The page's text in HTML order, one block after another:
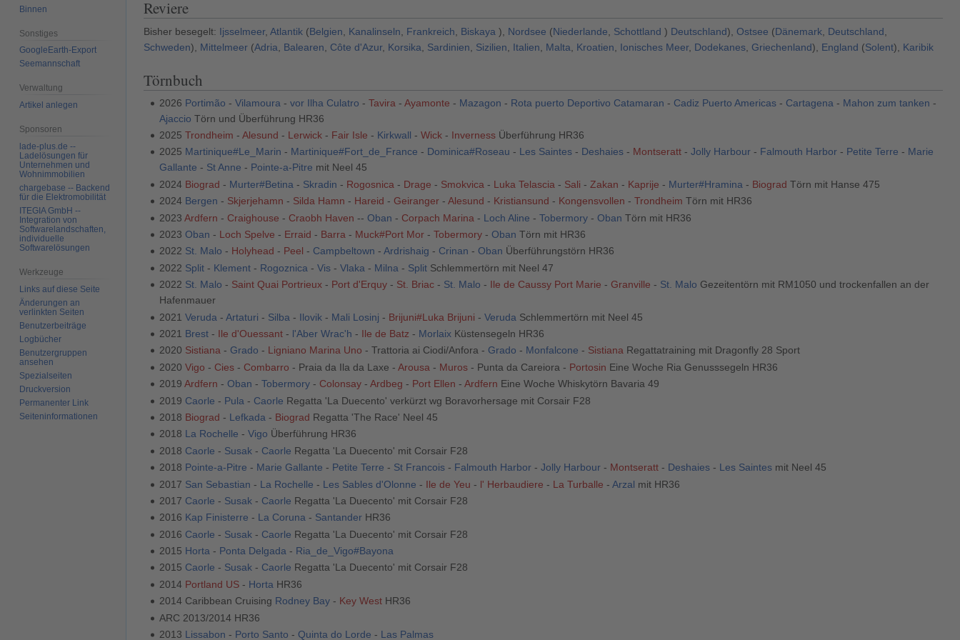
Reviere
Bisher besegelt: Ijsselmeer, Atlantik (Belgien, Kanalinseln, Frankreich, Biskaya ), Nordsee (Niederlande, Schottland ) Deutschland), Ostsee (Dänemark, Deutschland,
Schweden), Mittelmeer (Adria, Balearen, Côte d'Azur, Korsika, Sardinien, Sizilien, Italien, Malta, Kroatien, Ionisches Meer, Dodekanes, Griechenland), England (Solent), Karibik
Törnbuch
2026 Portimão -Vilamoura -vor Ilha Culatro -Tavira -Ayamonte - Mazagon - Rota puerto Deportivo Catamaran - Cadiz Puerto Americas - Cartagena - Mahon zum tanken -
Ajaccio Törn und Überführung HR36
2025Trondheim -Alesund - Lerwick - Fair Isle - Kirkwall -Wick - Inverness Überführung HR36
2025 Martinique#Le_Marin - Martinique#Fort_de_France - Dominica#Roseau - Les Saintes - Deshaies - Montseratt -Jolly Harbour - Falmouth Harbor - Petite Terre - Marie
Gallante - St Anne - Pointe-a-Pitre mit Neel 45
2024 Biograd - Murter#Betina - Skradin - Rogosnica - Drage - Smokvica - Luka Telascia - Sali - Zakan - Kaprije - Murter#Hramina - Biograd Törn mit Hanse 475
2024 Bergen - Skjerjehamn - Silda Hamn - Hareid - Geiranger -Alesund - Kristiansund - Kongensvollen -Trondheim Törn mit HR36
2023Ardfern - Craighouse - Craobh Haven --Oban - Corpach Marina - Loch Aline -Tobermory -Oban Törn mit HR36
2023Oban - Loch Spelve - Erraid - Barra - Muck#Port Mor -Tobermory -Oban Törn mit HR36
2022 St. Malo - Holyhead - Peel - Campbeltown -Ardrishaig - Crinan -Oban Überführungstörn HR36
2022 Split - Klement - Rogoznica -Vis -Vlaka - Milna - Split Schlemmertörn mit Neel 47
2022 St. Malo - Saint Quai Portrieux - Port d'Erquy - St. Briac - St. Malo - Ile de Caussy Port Marie - Granville - St. Malo Gezeitentörn mit RM1050 und trockenfallen an der
Hafenmauer
2021Veruda -Artaturi - Silba - Ilovik - Mali Losinj - Brijuni#Luka Brijuni -Veruda Schlemmertörn mit Neel 45
2021 Brest - Ile d'Ouessant - l'Aber Wrac'h - Ile de Batz - Morlaix Küstensegeln HR36
2020 Sistiana - Grado - Ligniano Marina Uno - Trattoria ai Ciodi/Anfora - Grado - Monfalcone - Sistiana Regattatraining mit Dragonfly 28 Sport
2020Vigo - Cies - Combarro - Praia da Ila da Laxe -Arousa - Muros - Punta da Careiora - Portosin Eine Woche Ria Genusssegeln HR36
2019Ardfern -Oban -Tobermory - Colonsay -Ardbeg - Port Ellen -Ardfern Eine Woche Whiskytörn Bavaria 49
2019 Caorle - Pula - Caorle Regatta 'La Duecento' verkürzt wg Boravorhersage mit Corsair F28
2018 Biograd - Lefkada - Biograd Regatta 'The Race' Neel 45
2018 La Rochelle -Vigo Überführung HR36
2018 Caorle - Susak - Caorle Regatta 'La Duecento' mit Corsair F28
2018 Pointe-a-Pitre - Marie Gallante - Petite Terre - St Francois - Falmouth Harbor -Jolly Harbour - Montseratt - Deshaies - Les Saintes mit Neel 45
2017 San Sebastian - La Rochelle - Les Sables d'Olonne - Ile de Yeu - l' Herbaudiere - La Turballe -Arzal mit HR36
2017 Caorle - Susak - Caorle Regatta 'La Duecento' mit Corsair F28
2016 Kap Finisterre - La Coruna - Santander HR36
2016 Caorle - Susak - Caorle Regatta 'La Duecento' mit Corsair F28
2015 Horta - Ponta Delgada - Ria_de_Vigo#Bayona
2015 Caorle - Susak - Caorle Regatta 'La Duecento' mit Corsair F28
2014 Portland US - Horta HR36
2014 Caribbean Cruising Rodney Bay - Key West HR36
ARC 2013/2014 HR36
2013 Lissabon - Porto Santo -Quinta do Lorde - Las Palmas
Binnen
Sonstiges
GoogleEarth-Export
Seemannschaft
Verwaltung
Artikel anlegen
Sponsoren
lade-plus.de --
Ladelösungen für
Unternehmen und
Wohnimmobilien
chargebase -- Backend
für die Elektromobilität
ITEGIA GmbH --
Integration von
Softwarelandschaften,
individuelle
Softwarelösungen
Werkzeuge
Links auf diese Seite
Änderungen an
verlinkten Seiten
Benutzerbeiträge
Logbücher
Benutzergruppen
ansehen
Spezialseiten
Druckversion
Permanenter Link
Seiten­­informationen